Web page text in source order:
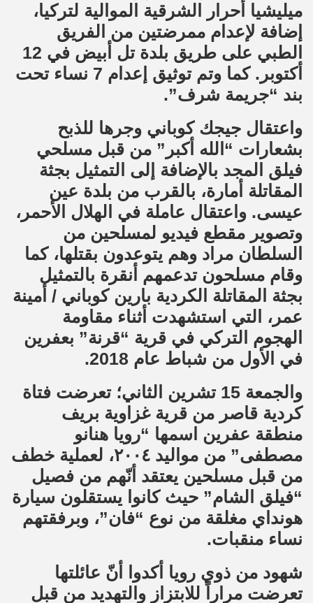
ميليشيا أحرار الشرقية الموالية لتركيا،
إضافة لإعدام ممرضتين من الفريق
الطبي على طريق بلدة تل أبيض في 12
أكتوبر. كما وتم توثيق إعدام 7 نساء تحت
بند “جريمة شرف”.
واعتقال جيجك كوباني وجرها للذبح
بشعارات “الله أكبر” من قبل مسلحي
فيلق المجد بالإضافة إلى التمثيل بجثة
المقاتلة أمارة، بالقرب من بلدة عين
عيسى. واعتقال عاملة في الهلال الأحمر،
وتصوير مقطع فيديو لمسلحين من
السلطان مراد وهم يتوعدون بقتلها، كما
وقام مسلحون تدعمهم أنقرة بالتمثيل
بجثة المقاتلة الكردية بارين كوباني / أمينة
عمر، التي استشهدت أثناء مقاومة
الهجوم التركي في قرية “قرنة” بعفرين
في الأول من شباط عام 2018.
والجمعة 15 تشرين الثاني؛ تعرضت فتاة
كردية قاصر من قرية غزاوية بريف
منطقة عفرين اسمها “رويا هنانو
مصطفى” من مواليد ٢٠٠٤، لعملية خطف
من قبل مسلحين يعتقد أنّهم من فصيل
“فيلق الشام” حيث كانوا يستقلون سيارة
هونداي مغلقة من نوع “فان”، وبرفقتهم
نساء منقبات.
شهود من ذوي رويا أكدوا أنّ عائلتها
تعرضت مراراً للابتزاز والتهديد من قبل